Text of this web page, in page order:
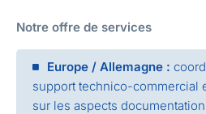
Notre offre de services
Europe / Allemagne :
support technico-commercial
sur les aspects